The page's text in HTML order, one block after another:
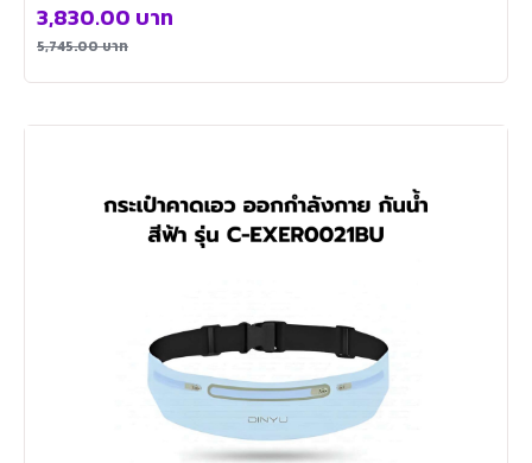
5,745.00บาท
3,830.00 บาท